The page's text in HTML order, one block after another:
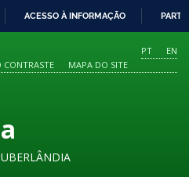
O
CONTEÚDO
ACESSO À INFORMAÇÃO
PT
EN
CONTRASTE MAPA DO SITE